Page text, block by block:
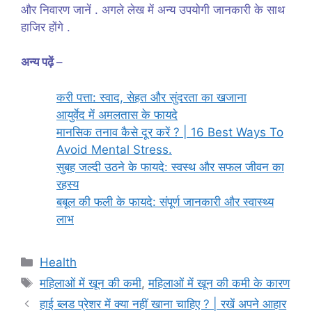
और निवारण जानें . अगले लेख में अन्य उपयोगी जानकारी के साथ
हाजिर होंगे .
अन्य पढ़ें–
करी पत्ता: स्वाद, सेहत और सुंदरता का खजाना
आयुर्वेद में अमलतास के फायदे
मानसिक तनाव कैसे दूर करें ? | 16 Best Ways To
Avoid Mental Stress.
सुबह जल्दी उठने के फायदे: स्वस्थ और सफल जीवन का
रहस्य
बबूल की फली के फायदे: संपूर्ण जानकारी और स्वास्थ्य
लाभ
Categories
Health
Tags
महिलाओं में खून की कमी,महिलाओं में खून की कमी के कारण
हाई ब्लड प्रेशर में क्या नहीं खाना चाहिए ? | रखें अपने आहार